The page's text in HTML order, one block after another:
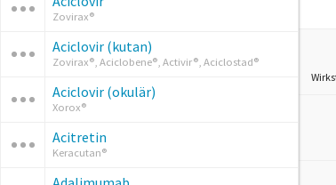
Zovirax®
Aciclovir (kutan)
Zovirax®, Aciclobene®, Activir®, Aciclostad®
Aciclovir (okulär)
Xorox®
Acitretin
Keracutan®